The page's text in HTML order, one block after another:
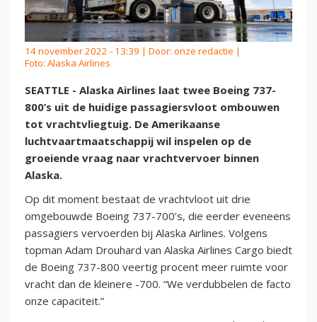
14 november 2022 - 13:39 | Door: onze redactie |
Foto: Alaska Airlines
SEATTLE - Alaska Airlines laat twee Boeing 737-
800’s uit de huidige passagiersvloot ombouwen
tot vrachtvliegtuig. De Amerikaanse
luchtvaartmaatschappij wil inspelen op de
groeiende vraag naar vrachtvervoer binnen
Alaska.
Op dit moment bestaat de vrachtvloot uit drie
omgebouwde Boeing 737-700’s, die eerder eveneens
passagiers vervoerden bij Alaska Airlines. Volgens
topman Adam Drouhard van Alaska Airlines Cargo biedt
de Boeing 737-800 veertig procent meer ruimte voor
vracht dan de kleinere -700. “We verdubbelen de facto
onze capaciteit.”